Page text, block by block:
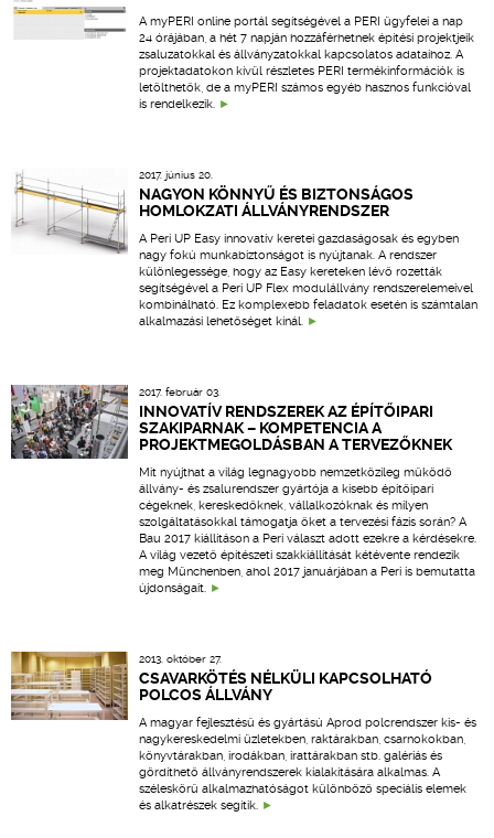
A myPERI online portál segítségével a PERI ügyfelei a nap
24 órájában, a hét 7 napján hozzáférhetnek építési projektjeik
zsaluzatokkal és állványzatokkal kapcsolatos adataihoz. A
projektadatokon kívül részletes PERI termékinformációk is
letölthetők, de a myPERI számos egyéb hasznos funkcióval
is rendelkezik.
2017. június 20.
NAGYON KÖNNYŰ ÉS BIZTONSÁGOS
HOMLOKZATI ÁLLVÁNYRENDSZER
A Peri UP Easy innovatív keretei gazdaságosak és egyben
nagy fokú munkabiztonságot is nyújtanak. A rendszer
különlegessége, hogy az Easy kereteken lévő rozetták
segítségével a Peri UP Flex modulállvány rendszerelemeivel
kombinálható. Ez komplexebb feladatok esetén is számtalan
alkalmazási lehetőséget kínál.
2017. február 03.
INNOVATÍV RENDSZEREK AZ ÉPÍTŐIPARI
SZAKIPARNAK – KOMPETENCIA A
PROJEKTMEGOLDÁSBAN A TERVEZŐKNEK
Mit nyújthat a világ legnagyobb nemzetközileg működő
állvány- és zsalurendszer gyártója a kisebb építőipari
cégeknek, kereskedőknek, vállalkozóknak és milyen
szolgáltatásokkal támogatja őket a tervezési fázis során? A
Bau 2017 kiállításon a Peri választ adott ezekre a kérdésekre.
A világ vezető építészeti szakkiállítását kétévente rendezik
meg Münchenben, ahol 2017 januárjában a Peri is bemutatta
újdonságait.
2013. október 27.
CSAVARKÖTÉS NÉLKÜLI KAPCSOLHATÓ
POLCOS ÁLLVÁNY
A magyar fejlesztésű és gyártású Aprod polcrendszer kis- és
nagykereskedelmi üzletekben, raktárakban, csarnokokban,
könyvtárakban, irodákban, irattárakban stb. galériás és
gördíthető állványrendszerek kialakítására alkalmas. A
széleskörű alkalmazhatóságot különböző speciális elemek
és alkatrészek segítik.